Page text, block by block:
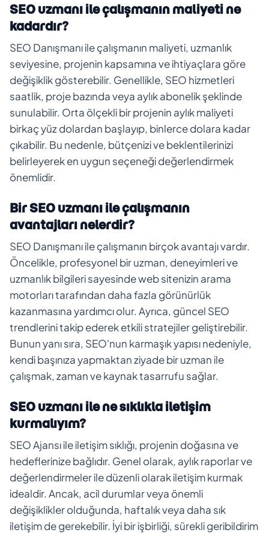
SEO uzmanı ile çalışmanın maliyeti ne
kadardır?
SEO Danışmanı ile çalışmanın maliyeti, uzmanlık
seviyesine, projenin kapsamına ve ihtiyaçlara göre
değişiklik gösterebilir. Genellikle, SEO hizmetleri
saatlik, proje bazında veya aylık abonelik şeklinde
sunulabilir. Orta ölçekli bir projenin aylık maliyeti
birkaç yüz dolardan başlayıp, binlerce dolara kadar
çıkabilir. Bu nedenle, bütçenizi ve beklentilerinizi
belirleyerek en uygun seçeneği değerlendirmek
önemlidir.
Bir SEO uzmanı ile çalışmanın
avantajları nelerdir?
SEO Danışmanı ile çalışmanın birçok avantajı vardır.
Öncelikle, profesyonel bir uzman, deneyimleri ve
uzmanlık bilgileri sayesinde web sitenizin arama
motorları tarafından daha fazla görünürlük
kazanmasına yardımcı olur. Ayrıca, güncel SEO
trendlerini takip ederek etkili stratejiler geliştirebilir.
Bunun yanı sıra, SEO'nun karmaşık yapısı nedeniyle,
kendi başınıza yapmaktan ziyade bir uzman ile
çalışmak, zaman ve kaynak tasarrufu sağlar.
SEO uzmanı ile ne sıklıkla iletişim
kurmalıyım?
SEO Ajansı ile iletişim sıklığı, projenin doğasına ve
hedeflerinize bağlıdır. Genel olarak, aylık raporlar ve
değerlendirmeler ile düzenli olarak iletişim kurmak
idealdir. Ancak, acil durumlar veya önemli
değişiklikler olduğunda, haftalık veya daha sık
iletişim de gerekebilir. İyi bir işbirliği, sürekli geribildirim